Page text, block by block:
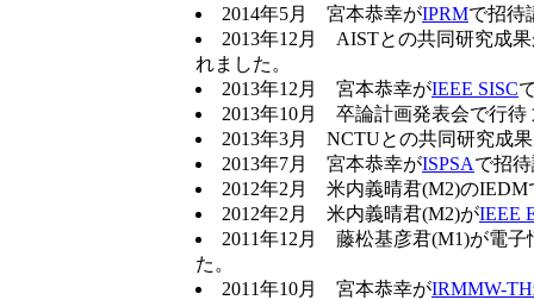
2014年5月 宮本恭幸がIPRMで招待
2013年12月 AISTとの共同研究成
れました。
2013年12月 宮本恭幸がIEEE SISC
2013年10月 卒論計画発表会で行待
2013年3月 NCTUとの共同研究成
2013年7月 宮本恭幸がISPSAで招
2012年2月 米内義晴君(M2)のIEDM
2012年2月 米内義晴君(M2)がIEEE
2011年12月 藤松基彦君(M1)が電子
た。
2011年10月 宮本恭幸がIRMMW-